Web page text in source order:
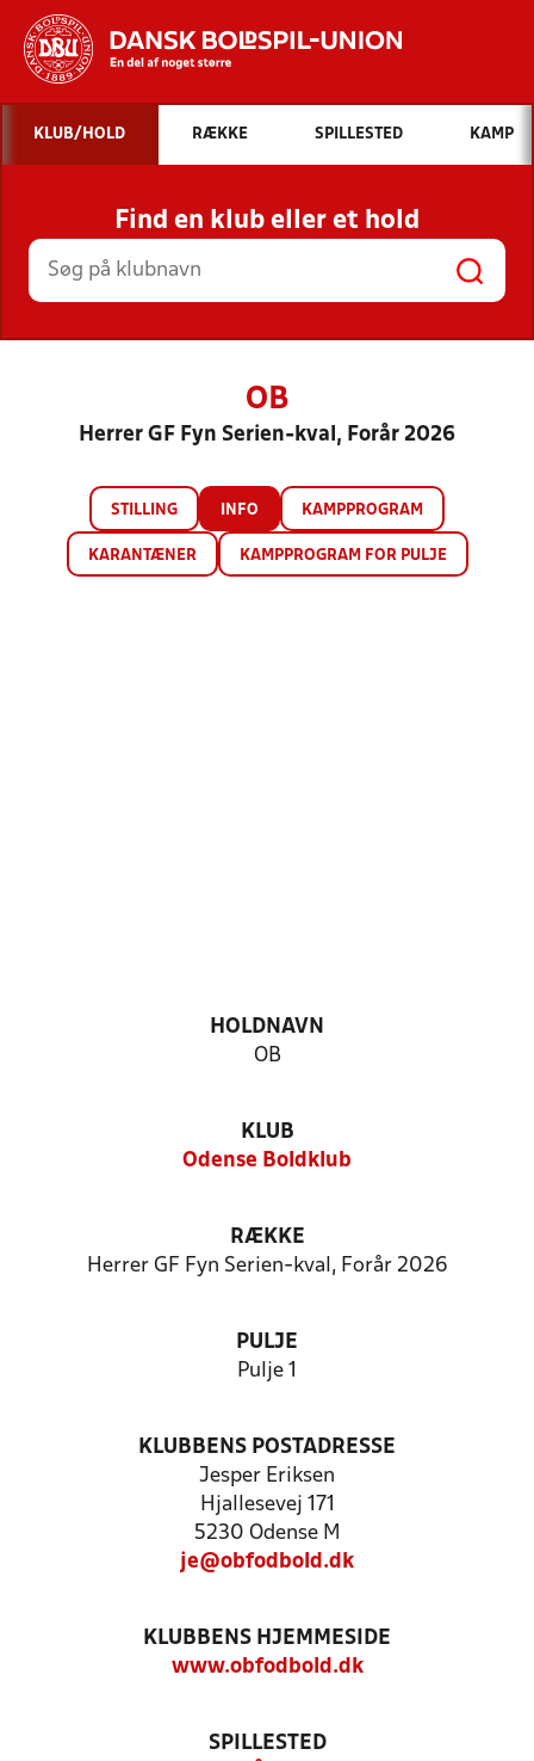
Hvad vil du søge efter?
INDHOLD OG NYHEDER
STILLINGER, RESULTATER, KLUBBER OG
HOLD
KLUB/HOLD RÆKKE SPILLESTED KAMP
Find en klub eller et hold
OB
Herrer GF Fyn Serien-kval, Forår 2026
STILLING INFO KAMPPROGRAM
KARANTÆNER KAMPPROGRAM FOR PULJE
HOLDNAVN
OB
KLUB
Odense Boldklub
RÆKKE
Herrer GF Fyn Serien-kval, Forår 2026
PULJE
Pulje 1
KLUBBENS POSTADRESSE
Jesper Eriksen
Hjallesevej 171
5230 Odense M
je@obfodbold.dk
KLUBBENS HJEMMESIDE
www.obfodbold.dk
SPILLESTED